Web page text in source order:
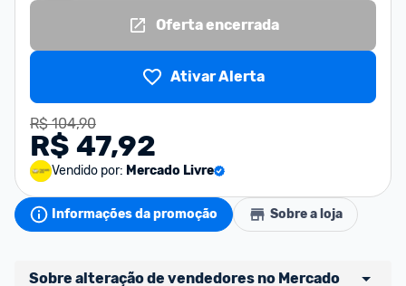
Oferta encerrada
Ativar Alerta
R$ 104,90
R$ 47,92
Vendido por: Mercado Livre
Informações da promoção Sobre a loja
Sobre alteração de vendedores no Mercado